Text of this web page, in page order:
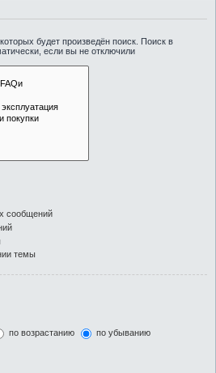
будет произведён поиск. Поиск в
если вы не отключили
сообщений
темы
по возрастанию
по убыванию